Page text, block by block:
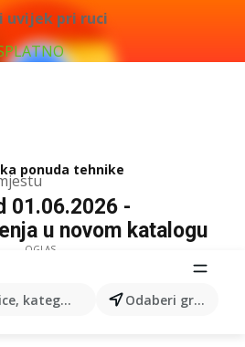
uvijek pri ruci
kategorije, proizvode... Odaberi grad
ponuda tehnike
01.06.2026 -
u novom katalogu
OGLAS